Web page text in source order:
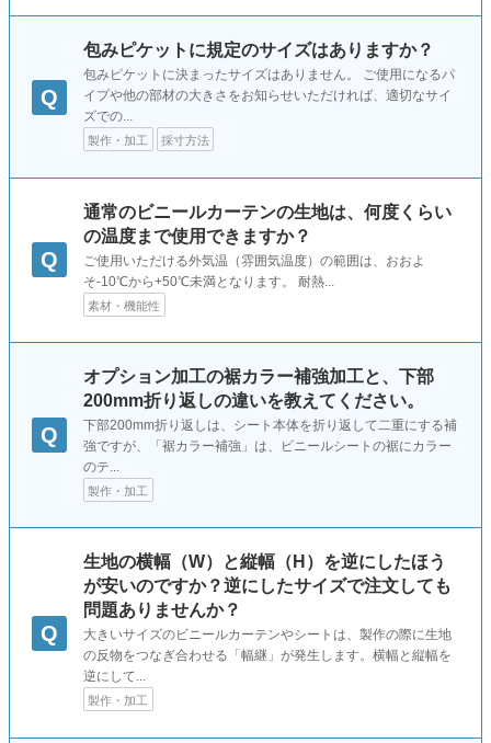
Q
包みピケットに規定のサイズはありますか？
包みピケットに決まったサイズはありません。 ご使用になるパ
イプや他の部材の大きさをお知らせいただければ、適切なサイ
ズでの...
製作・加工 採寸方法
Q
通常のビニールカーテンの生地は、何度くらい
の温度まで使用できますか？
ご使用いただける外気温（雰囲気温度）の範囲は、おおよ
そ-10℃から+50℃未満となります。 耐熱...
素材・機能性
Q
オプション加工の裾カラー補強加工と、下部
200mm折り返しの違いを教えてください。
下部200mm折り返しは、シート本体を折り返して二重にする補
強ですが、「裾カラー補強」は、ビニールシートの裾にカラー
のテ...
製作・加工
Q
生地の横幅（W）と縦幅（H）を逆にしたほう
が安いのですか？逆にしたサイズで注文しても
問題ありませんか？
大きいサイズのビニールカーテンやシートは、製作の際に生地
の反物をつなぎ合わせる「幅継」が発生します。横幅と縦幅を
逆にして...
製作・加工